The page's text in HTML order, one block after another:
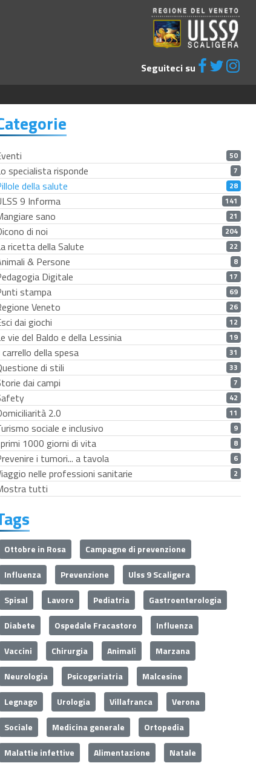
Seguiteci su
50
specialista risponde 7
della salute 28
9 Informa 141
sano 21
di noi 204
ricetta della Salute 22
& Persone 8
Digitale 17
stampa 69
Veneto 26
dai giochi 12
vie del Baldo e della Lessinia 19
carrello della spesa 31
di stili 33
dai campi 7
42
2.0 11
sociale e inclusivo 9
1000 giorni di vita 8
i tumori... a tavola 6
nelle professioni sanitarie 2
tutti
Ottobre in Rosa
Campagne di prevenzione
Influenza
Prevenzione
Ulss 9 Scaligera
Spisal
Lavoro Pediatria
Gastroenterologia
Diabete
Ospedale Fracastoro
Influenza
Vaccini
Chirurgia Animali
Marzana
Neurologia
Psicogeriatria
Malcesine
Legnago
Urologia Villafranca
Verona
Sociale
Medicina generale
Ortopedia
Malattie infettive
Alimentazione
Natale